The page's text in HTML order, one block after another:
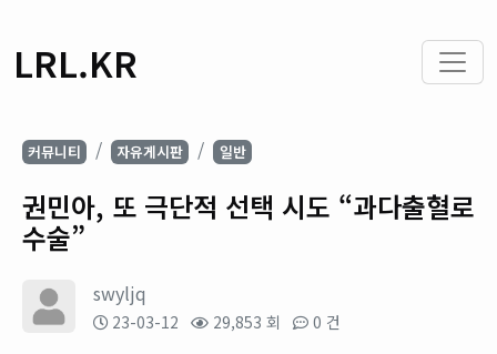
LRL.KR
커뮤니티 자유게시판 일반
권민아, 또 극단적 선택 시도 “과다출혈로
수술”
swyljq
23-03-12 29,853 회 0 건